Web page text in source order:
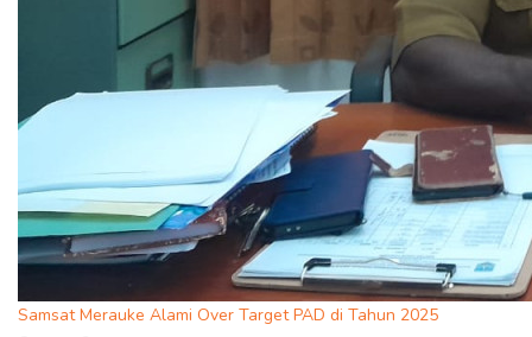
Samsat Merauke Alami Over Target PAD di Tahun 2025